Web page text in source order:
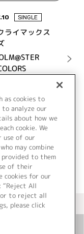
SINGLE
ライマックス
詳細を見る
ジへ
as cookies to
to analyze our
about how we
cookie. We
use of our
may combine
to them
of their
cookies for our
“Reject All
or to reject all
please click